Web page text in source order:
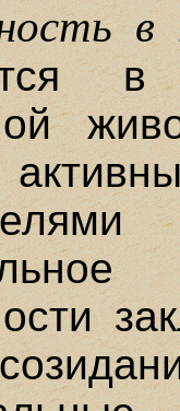
в
в